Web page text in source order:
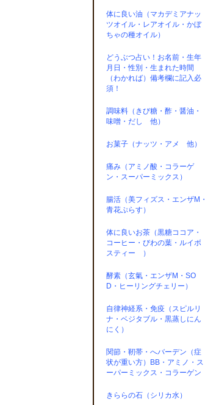
体に良い油（マカデミアナッ
ツオイル・レアオイル・かぼ
ちゃの種オイル）
どうぶつ占い！お名前・生年
月日・性別・生まれた時間
（わかれば）備考欄に記入必
須！
調味料（きび糖・酢・醤油・
味噌・だし 他）
お菓子（ナッツ・アメ 他）
痛み（アミノ酸・コラーゲ
ン・スーパーミックス）
腸活（美フィズス・エンザM・
青花ぷらす）
体に良いお茶（黒糖ココア・
コーヒー・びわの葉・ルイボ
スティー ）
酵素（玄氣・エンザM・SO
D・ヒーリングチェリー）
自律神経系・免疫（スピルリ
ナ・ベジタブル・黒蒸しにん
にく）
関節・靭帯・へバーデン（症
状が重い方）BB・アミノ・ス
ーパーミックス・コラーゲン
きららの石（シリカ水）